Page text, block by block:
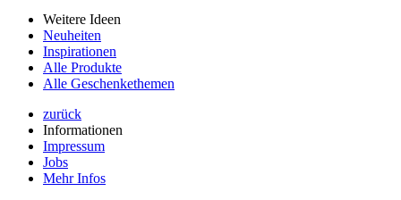
Weitere Ideen
Neuheiten
Inspirationen
Alle Produkte
Alle Geschenkethemen
zurück
Informationen
Impressum
Jobs
Mehr Infos